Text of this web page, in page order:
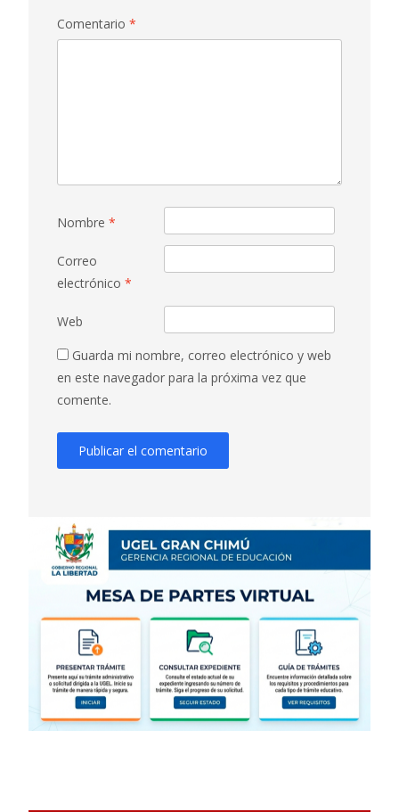
Comentario *
Nombre *
Correo
electrónico *
Web
Guarda mi nombre, correo electrónico y web
en este navegador para la próxima vez que
comente.